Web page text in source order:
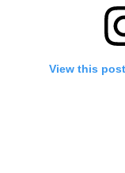
View this